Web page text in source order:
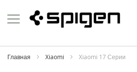
to
Content
h
o
Главная Xiaomi Xiaomi 17 Серии